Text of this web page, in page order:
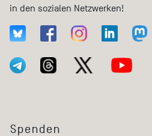
in den sozialen Netzwerken!
Spenden